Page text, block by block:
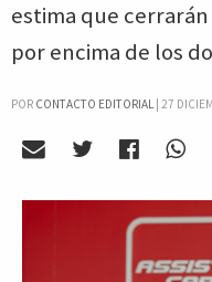
estima que
por encima de los
POR CONTACTO EDITORIAL| 27